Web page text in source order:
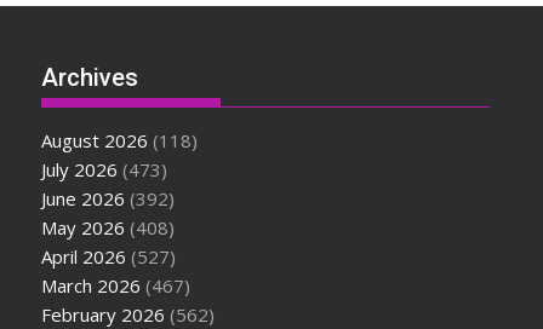
Archives
August 2026 (118)
July 2026 (473)
June 2026 (392)
May 2026 (408)
April 2026 (527)
March 2026 (467)
February 2026 (562)